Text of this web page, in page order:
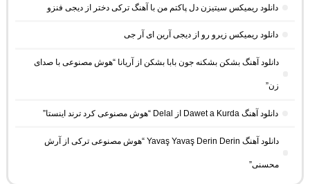
دانلود ریمیکس سیتیزن دل پاکتم من با آهنگ ترکی دختر از دیجی فنزو
دانلود ریمیکس زیرو رو از دیجی آرین ای آر جی
دانلود آهنگ بشکن بشکنه جون بابا بشکن از آریانا “هوش مصنوعی با صدای
زن”
دانلود آهنگ Dawet a Kurda از Delal “هوش مصنوعی کرد ترند اینستا”
دانلود آهنگ Yavaş Yavaş Derin Derin “هوش مصنوعی ترکی از آرش
محسنی”